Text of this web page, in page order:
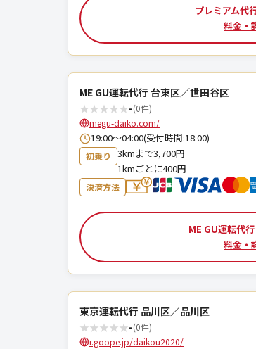
プレミアム代
料金・
ME GU運転代行 台東区／世田谷区
★★★★★-(0件)
megu-daiko.com/
19:00〜04:00(受付時間:18:00)
初乗り
3kmまで3,700円
1kmごとに400円
決済方法
ME GU運転代
料金・
東京運転代行 品川区／品川区
★★★★★-(0件)
r.goope.jp/daikou2020/